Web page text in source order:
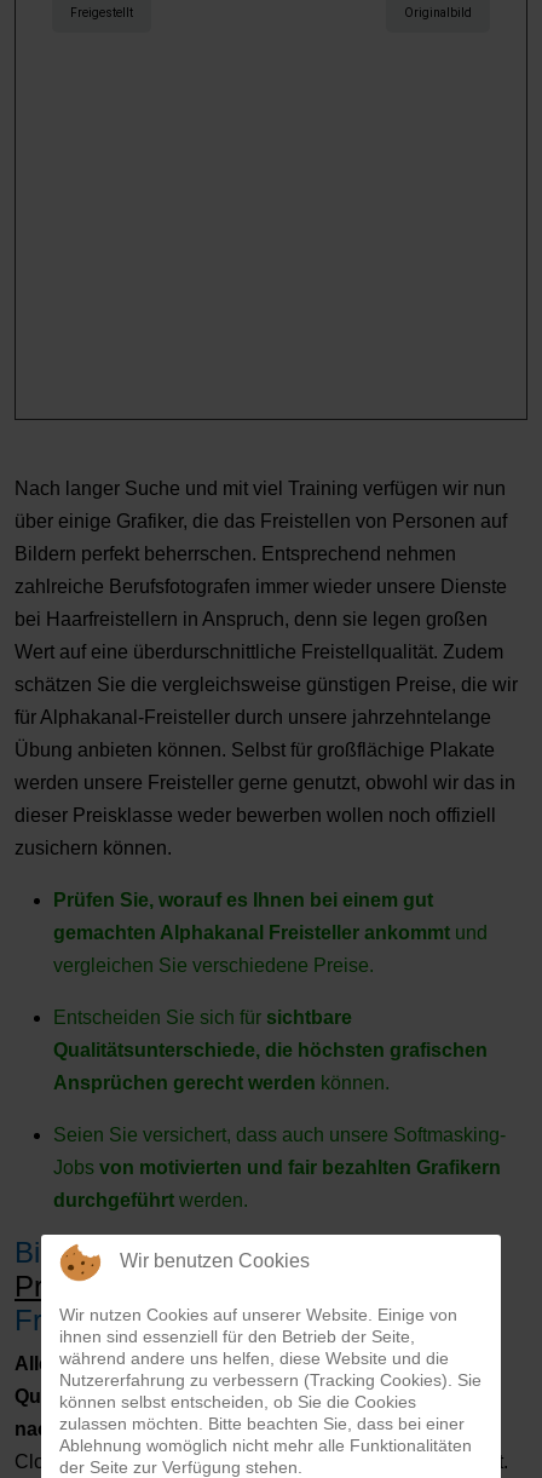
Freigestellt Originalbild
Nach langer Suche und mit viel Training verfügen wir nun
über einige Grafiker, die das Freistellen von Personen auf
Bildern perfekt beherrschen. Entsprechend nehmen
zahlreiche Berufsfotografen immer wieder unsere Dienste
bei Haarfreistellern in Anspruch, denn sie legen großen
Wert auf eine überdurschnittliche Freistellqualität. Zudem
schätzen Sie die vergleichsweise günstigen Preise, die wir
für Alphakanal-Freisteller durch unsere jahrzehntelange
Übung anbieten können. Selbst für großflächige Plakate
werden unsere Freisteller gerne genutzt, obwohl wir das in
dieser Preisklasse weder bewerben wollen noch offiziell
zusichern können.
Prüfen Sie, worauf es Ihnen bei einem gut
gemachten Alphakanal Freisteller ankommt und
vergleichen Sie verschiedene Preise.
Entscheiden Sie sich für sichtbare
Qualitätsunterschiede, die höchsten grafischen
Ansprüchen gerecht werden können.
Seien Sie versichert, dass auch unsere Softmasking-
Jobs von motivierten und fair bezahlten Grafikern
durchgeführt werden.
Bilder und Fotos online bearbeiten |
Preise und Mengenrabatte
Freisteller
Alle unsere freigestellten Bilder werden höchsten
Qualitätsanforderungen gerecht, werden fair und
nachhaltig produziertund nicht einfach nur in großen
Clouds durch den jeweils billigsten Anbieter abgearbeitet.
Wir benutzen Cookies
Wir nutzen Cookies auf unserer Website. Einige von
ihnen sind essenziell für den Betrieb der Seite,
während andere uns helfen, diese Website und die
Nutzererfahrung zu verbessern (Tracking Cookies). Sie
können selbst entscheiden, ob Sie die Cookies
zulassen möchten. Bitte beachten Sie, dass bei einer
Ablehnung womöglich nicht mehr alle Funktionalitäten
der Seite zur Verfügung stehen.